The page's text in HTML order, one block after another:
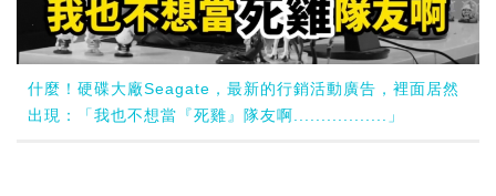
什麼！硬碟大廠Seagate，最新的行銷活動廣告，裡面居然
出現：「我也不想當『死雞』隊友啊.................」